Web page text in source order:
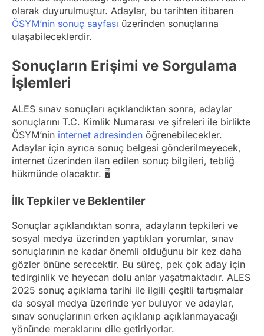
olarak duyurulmuştur. Adaylar, bu tarihten itibaren
ÖSYM’nin sonuç sayfası üzerinden sonuçlarına
ulaşabileceklerdir.
Sonuçların Erişimi ve Sorgulama
İşlemleri
ALES sınav sonuçları açıklandıktan sonra, adaylar
sonuçlarını T.C. Kimlik Numarası ve şifreleri ile birlikte
ÖSYM’nin internet adresinden öğrenebilecekler.
Adaylar için ayrıca sonuç belgesi gönderilmeyecek,
internet üzerinden ilan edilen sonuç bilgileri, tebliğ
hükmünde olacaktır. 🖥️
İlk Tepkiler ve Beklentiler
Sonuçlar açıklandıktan sonra, adayların tepkileri ve
sosyal medya üzerinden yaptıkları yorumlar, sınav
sonuçlarının ne kadar önemli olduğunu bir kez daha
gözler önüne serecektir. Bu süreç, pek çok aday için
tedirginlik ve heyecan dolu anlar yaşatmaktadır. ALES
2025 sonuç açıklama tarihi ile ilgili çeşitli tartışmalar
da sosyal medya üzerinde yer buluyor ve adaylar,
sınav sonuçlarının erken açıklanıp açıklanmayacağı
yönünde meraklarını dile getiriyorlar.